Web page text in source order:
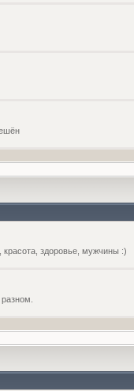
здоровье, мужчины :)